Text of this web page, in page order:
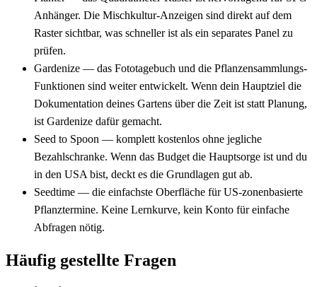
Anhänger. Die Mischkultur-Anzeigen sind direkt auf dem
Raster sichtbar, was schneller ist als ein separates Panel zu
prüfen.
Gardenize — das Fototagebuch und die Pflanzensammlungs-
Funktionen sind weiter entwickelt. Wenn dein Hauptziel die
Dokumentation deines Gartens über die Zeit ist statt Planung,
ist Gardenize dafür gemacht.
Seed to Spoon — komplett kostenlos ohne jegliche
Bezahlschranke. Wenn das Budget die Hauptsorge ist und du
in den USA bist, deckt es die Grundlagen gut ab.
Seedtime — die einfachste Oberfläche für US-zonenbasierte
Pflanztermine. Keine Lernkurve, kein Konto für einfache
Abfragen nötig.
Häufig gestellte Fragen